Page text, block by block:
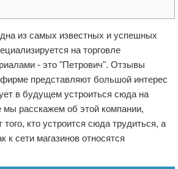
из самых известных и успешных
на торговле
- это "Петрович". Отзывы
представляют большой интерес
в будущем устроиться сюда на
мы расскажем об этой компании,
кто устроится сюда трудиться, а
к сети магазинов относятся